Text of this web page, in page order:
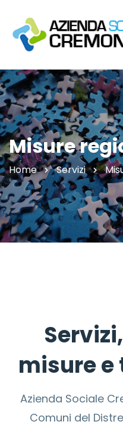
Misure
Home Servizi
misure
Azienda Sociale
Comuni del